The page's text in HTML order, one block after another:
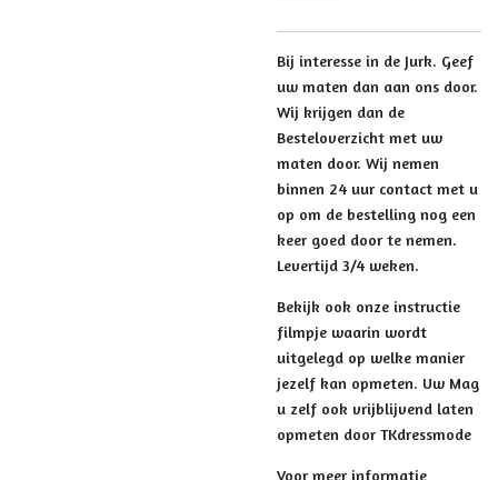
Bij interesse in de Jurk. Geef
uw maten dan aan ons door.
Wij krijgen dan de
Besteloverzicht met uw
maten door. Wij nemen
binnen 24 uur contact met u
op om de bestelling nog een
keer goed door te nemen.
Levertijd 3/4 weken.
Bekijk ook onze instructie
filmpje waarin wordt
uitgelegd op welke manier
jezelf kan opmeten. Uw Mag
u zelf ook vrijblijvend laten
opmeten door TKdressmode
Voor meer informatie